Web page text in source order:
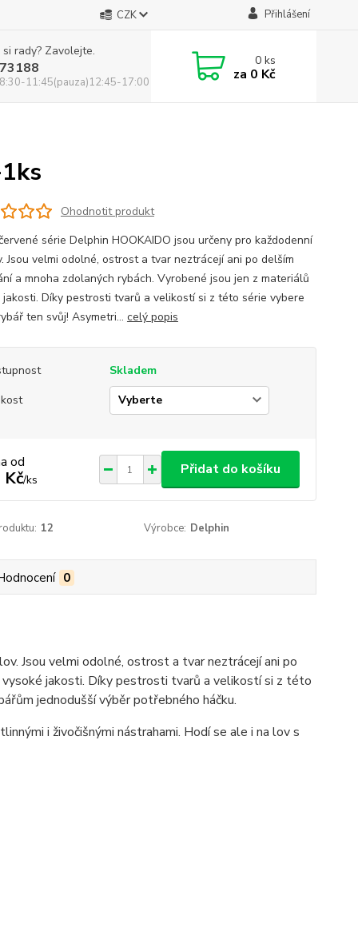
CZK Přihlášení
rady? Zavolejte.
11:45(pauza)12:45-17:00
0ks
za 0 Kč
Ohodnotit produkt
série Delphin HOOKAIDO jsou určeny pro každodenní
Jsou velmi odolné, ostrost a tvar neztrácejí ani po delším
a mnoha zdolaných rybách. Vyrobené jsou jen z materiálů
jakosti. Díky pestrosti tvarů a velikostí si z této série vybere
ten svůj! Asymetri... celý popis
Skladem
od
Kč/ks
Přidat do košíku
12 Výrobce: Delphin
0
Jsou velmi odolné, ostrost a tvar neztrácejí ani po
vysoké jakosti. Díky pestrosti tvarů a velikostí si z této
jednodušší výběr potřebného háčku.
i živočišnými nástrahami. Hodí se ale i na lov s